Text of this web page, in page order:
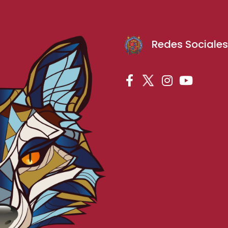
Redes Sociales